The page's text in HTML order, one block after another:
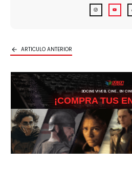
ARTICULO ANTERIOR
3DCINE VIVE EL CINE… EN
¡COMPRA TUS